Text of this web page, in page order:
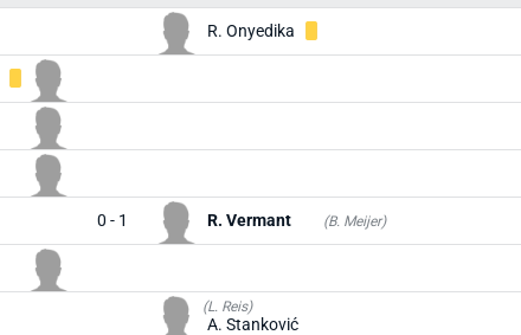
R. Onyedika
0 - 1
R. Vermant (B. Meijer)
(L. Reis)
A. Stanković